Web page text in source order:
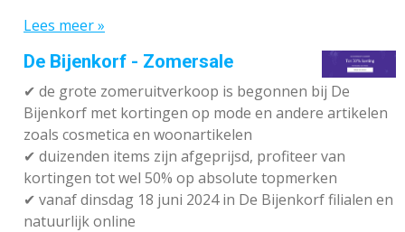
Lees meer »
De Bijenkorf - Zomersale
✔ de grote zomeruitverkoop is begonnen bij De
Bijenkorf met kortingen op mode en andere artikelen
zoals cosmetica en woonartikelen
✔ duizenden items zijn afgeprijsd, profiteer van
kortingen tot wel 50% op absolute topmerken
✔ vanaf dinsdag 18 juni 2024 in De Bijenkorf filialen en
natuurlijk online